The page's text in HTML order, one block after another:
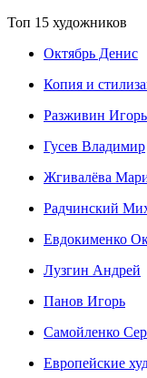
Топ 15 художников
Октябрь Денис
Копия и
Разживин Игорь
Гусев Владимир
Жгивалёва
Радчинский
Евдокименко
Лузгин Андрей
Панов Игорь
Сaмoйленко
Европейские